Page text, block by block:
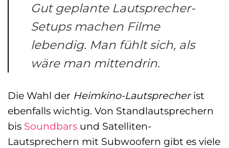
Gut geplante Lautsprecher-
Setups machen Filme
lebendig. Man fühlt sich, als
wäre man mittendrin.
Die Wahl der Heimkino-Lautsprecherist
ebenfalls wichtig. Von Standlautsprechern
bis Soundbars und Satelliten-
Lautsprechern mit Subwoofern gibt es viele